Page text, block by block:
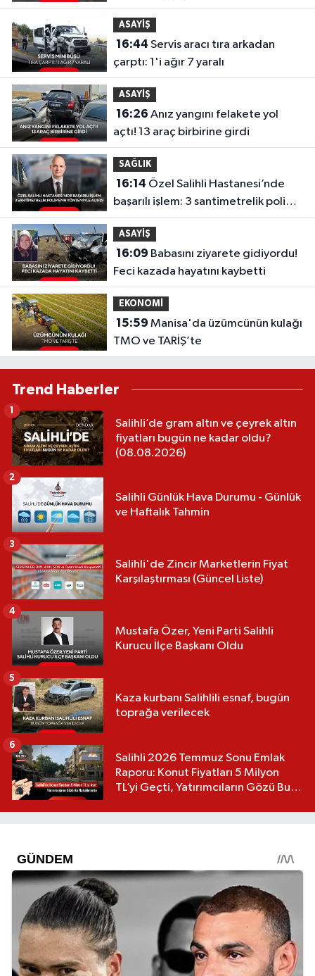
ASAYİŞ
16:44
çarptı: 1'i ağır 7 yaralı
ASAYİŞ
16:26
açtı! 13 araç birbirine girdi
SAĞLIK
16:14
başarılı işlem: 3 santimetrelik polip
EMR yöntemiyle alındı
ASAYİŞ
16:09
Feci kazada hayatını kaybetti
EKONOMİ
15:59
TMO ve TARİŞ’te
Trend Haberler
Salihli’de gram altın ve çeyrek altın
fiyatları bugün ne kadar oldu?
(08.08.2026)
1
Salihli Günlük Hava Durumu - Günlük
ve Haftalık Tahmin
2
Salihli'de Zincir Marketlerin Fiyat
Karşılaştırması (Güncel Liste)
3
Mustafa Özer, Yeni Parti Salihli
Kurucu İlçe Başkanı Oldu
4
Kaza kurbanı Salihlili esnaf, bugün
toprağa verilecek
5
Salihli 2026 Temmuz Sonu Emlak
Raporu: Konut Fiyatları 5 Milyon
TL’yi Geçti, Yatırımcıların Gözü Bu
6